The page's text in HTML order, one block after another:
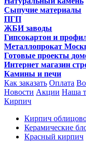
Сыпучие материалы
ПГП
ЖБИ заводы
Гипсокартон и
Металлопрокат
Готовые проекты
Интернет магазин
Камины и печи
Как заказать Оплата
Новости Акции Наша
Кирпич
Кирпич
Керамические
Красный кирпич